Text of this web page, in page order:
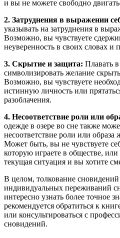
и вы не можете свободно
2. Затруднения в выражении
указывать на затруднения в
Возможно, вы чувствуете
неуверенность в своих словах и
3. Скрытие и защита: Плавать
символизировать желание
Возможно, вы чувствуете
истинную личность или
разоблачения.
4. Несоответствие роли или
одежде в озере во сне также
несоответствие роли или
Может быть, вы не чувствуете
которую играете в обществе,
текущая ситуация и вы хотите
В целом, толкование сновидений
индивидуальных переживаний
интересно узнать более точное
рекомендуется обратиться к
или консультироваться с
сновидений.